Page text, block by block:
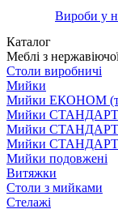
Вироби у
Каталог
Меблі з
Столи виробничі
Мийки
Мийки ЕКОНОМ
Мийки СТАНДАРТ
Мийки СТАНДАРТ
Мийки СТАНДАРТ
Мийки подовжені
Витяжки
Столи з мийками
Стелажі